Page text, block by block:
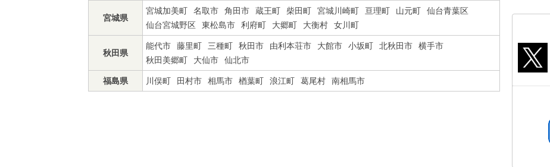
宮城県
宮城加美町 名取市 角田市 蔵王町 柴田町 宮城川崎町 亘理町 山元町
仙台青葉区
仙台宮城野区
東松島市 利府町 大郷町 大衡村 女川町
秋田県
能代市 藤里町 三種町 秋田市 由利本荘市 大館市 小坂町 北秋田市
横手市
秋田美郷町
大仙市 仙北市
福島県 川俣町 田村市 相馬市 楢葉町 浪江町 葛尾村 南相馬市